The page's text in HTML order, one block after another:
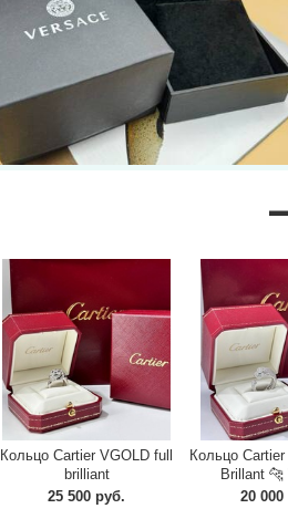
Кольцо Cartier VGOLD full
brilliant
25 500 руб.
Кольцо Cartier
Brillant 🐆
20 000